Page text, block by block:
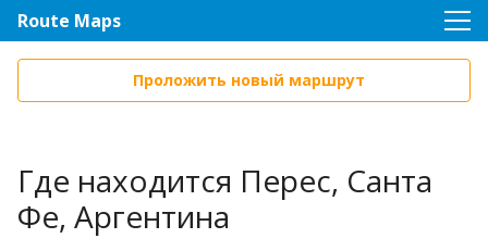
Route Maps
Проложить новый маршрут
Где находится Перес, Санта
Фе, Аргентина